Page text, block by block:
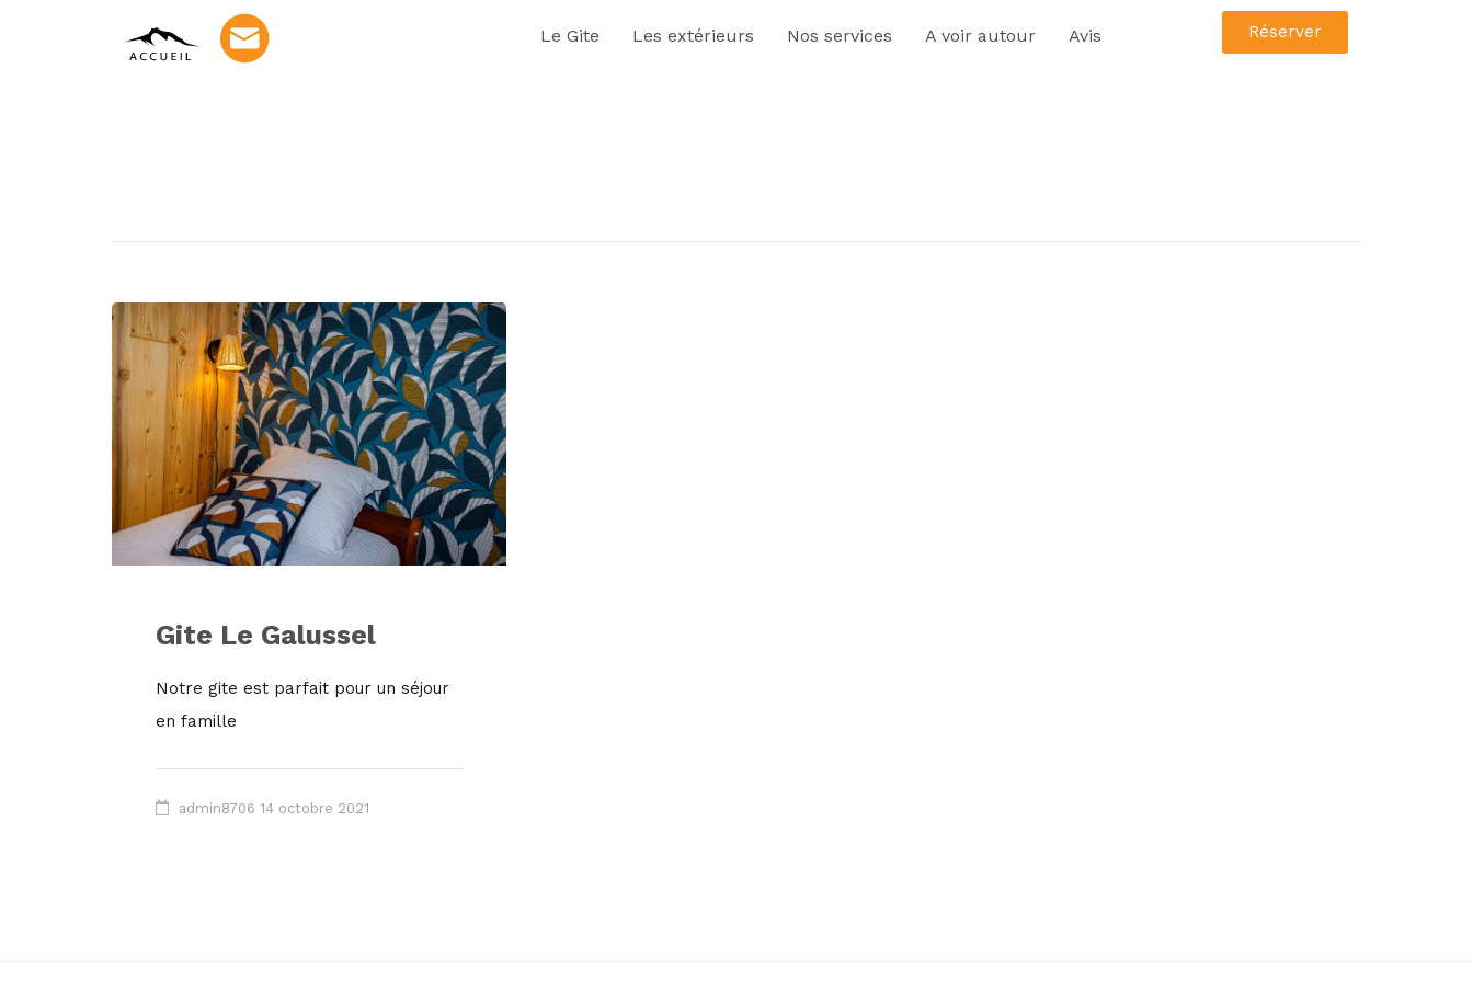
Le Gite Les extérieurs Nos services A voir autour Avis Réserver
Gite Le Galussel
Notre gite est parfait pour un séjour
en famille
admin8706 14 octobre 2021